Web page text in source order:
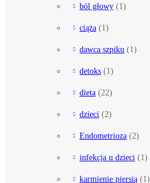
ból głowy (1)
ciąża (1)
dawca szpiku (1)
detoks (1)
dieta (22)
dzieci (2)
Endometrioza (2)
infekcja u dzieci (1)
karmienie piersią (1)